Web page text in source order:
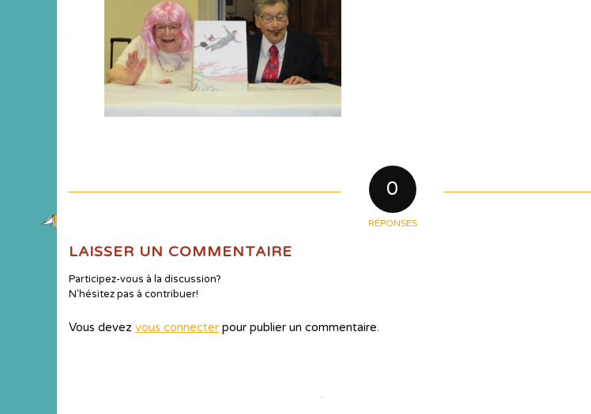
0
RÉPONSES
LAISSER UN COMMENTAIRE
Participez-vous à la discussion?
N'hésitez pas à contribuer!
Vous devez vous connecter pour publier un commentaire.